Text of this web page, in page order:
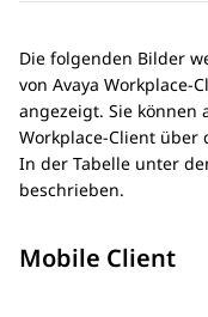
Die folgenden Bilder
von Avaya Workplace-
angezeigt. Sie können
Workplace-Client über
In der Tabelle unter
beschrieben.
Mobile Client